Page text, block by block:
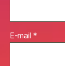
E-mail *